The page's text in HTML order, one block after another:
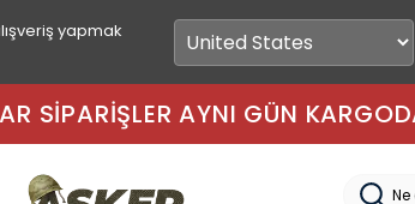
yapmak
SIPARIŞLER AYNI GÜN